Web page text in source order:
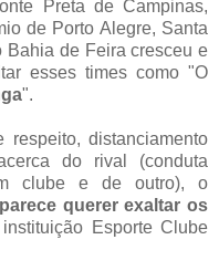
Preta de Campinas,
de Porto Alegre, Santa
Bahia de Feira cresceu e
esses times como "O
".
distanciamento
do rival (conduta
clube e de outro), o
querer exaltar os
Esporte Clube